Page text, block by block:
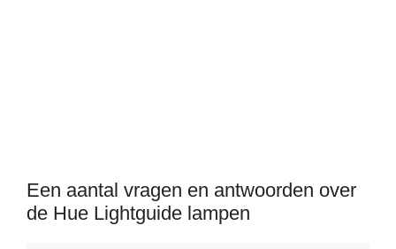
Een aantal vragen en antwoorden over
de Hue Lightguide lampen